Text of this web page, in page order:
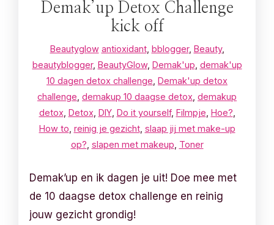
Demak’up Detox Challenge
kick off
Beautyglow antioxidant, bblogger, Beauty,
beautyblogger, BeautyGlow, Demak'up demak'up
10 dagen detox challenge Demak'up detox
challenge demakup 10 daagse detox demakup
detox Detox DIY, Do it yourself, Filmpje Hoe?
How to reinig je gezicht, slaap jij met make-up
op? slapen met makeup Toner
Demak’up en ik dagen je uit! Doe mee met
de 10 daagse detox challenge en reinig
jouw gezicht grondig!